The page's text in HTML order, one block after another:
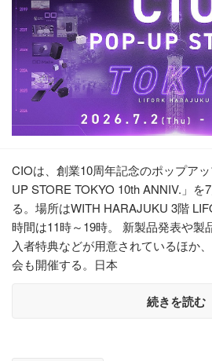
CIOは、創業10周年記念のポップア
UP STORE TOKYO 10th ANNIV.」を
る。場所はWITH HARAJUKU 3階
時間は11時～19時。 新製品発表や製
入者特典などが用意されているほか
会も開催する。日本
続きを読む